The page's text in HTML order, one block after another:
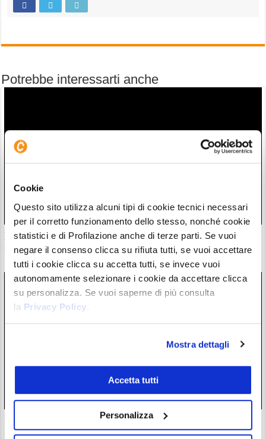
Cookie
Questo sito utilizza alcuni tipi di cookie tecnici necessari
per il corretto funzionamento dello stesso, nonché cookie
statistici e di Profilazione anche di terze parti. Se vuoi
negare il consenso clicca su rifiuta tutti, se vuoi accettare
tutti i cookie clicca su accetta tutti, se invece vuoi
autonomamente selezionare i cookie da accettare clicca
su personalizza. Se vuoi saperne di più consulta
la Privacy Policy.
Mostra dettagli
Accetta tutti
Personalizza
Potrebbe interessarti anche
Il “nuovo Warren Buffett” crolla insieme all’AI. Da marzo
però è ancora leader
28/07/26 20:17
Zcash completa l’atteso aggiornamento Ironwood: la supply
di $ZEC è ora verificata